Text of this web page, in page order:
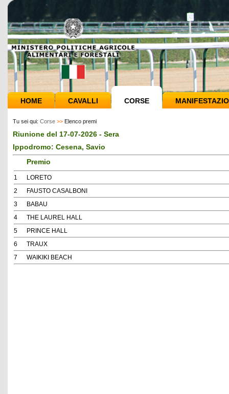
HOME CAVALLI CORSE
Tu sei qui: Corse >> Elenco premi
Riunione del 17-07-2026 - Sera
Ippodromo: Cesena, Savio
Premio
1
LORETO
2
FAUSTO CASALBONI
3
BABAU
4
THE LAUREL HALL
5
PRINCE HALL
6
TRAUX
7
WAIKIKI BEACH